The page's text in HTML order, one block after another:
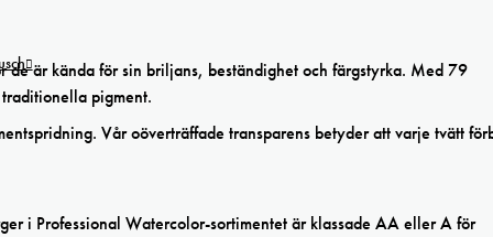
de är kända för sin briljans, beständighet och färgstyrka. Med 79
pigment.
Vår oöverträffade transparens betyder att varje tvätt
i Professional Watercolor-sortimentet är klassade AA eller A för